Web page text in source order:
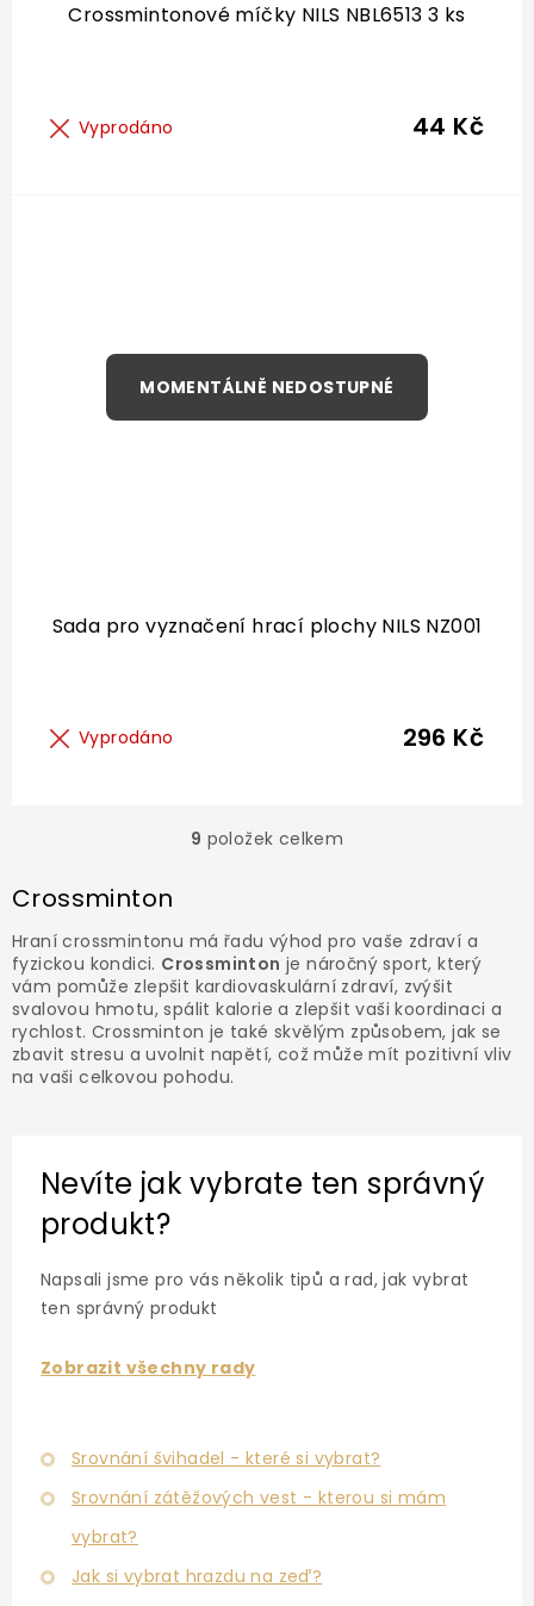
Crossmintonové míčky NILS NBL6513 3 ks
Vyprodáno 44 Kč
Sada pro vyznačení hrací plochy NILS NZ001
Vyprodáno 296 Kč
O
d
a
c
í
p
r
ý
p
9 položek celkem
Crossminton
Hraní crossmintonu má řadu výhod pro vaše zdraví a
fyzickou kondici. Crossminton je náročný sport, který
vám pomůže zlepšit kardiovaskulární zdraví, zvýšit
svalovou hmotu, spálit kalorie a zlepšit vaši koordinaci a
rychlost. Crossminton je také skvělým způsobem, jak se
zbavit stresu a uvolnit napětí, což může mít pozitivní vliv
na vaši celkovou pohodu.
Nevíte jak vybrate ten správný
produkt?
Napsali jsme pro vás několik tipů a rad, jak vybrat
ten správný produkt
Zobrazit všechny rady
Srovnání švihadel - které si vybrat?
Srovnání zátěžových vest - kterou si mám
vybrat?
Jak si vybrat hrazdu na zeď?